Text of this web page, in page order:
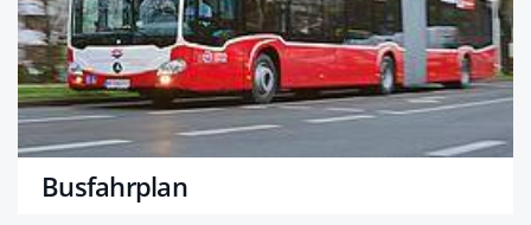
Busfahrplan